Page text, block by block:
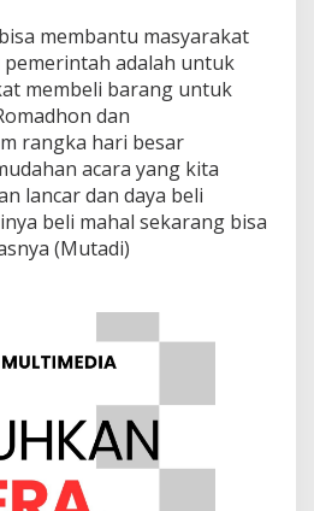
membantu masyarakat
adalah untuk
membeli barang untuk
dan
rangka hari besar
acara yang kita
lancar dan daya beli
beli mahal sekarang bisa
(Mutadi)